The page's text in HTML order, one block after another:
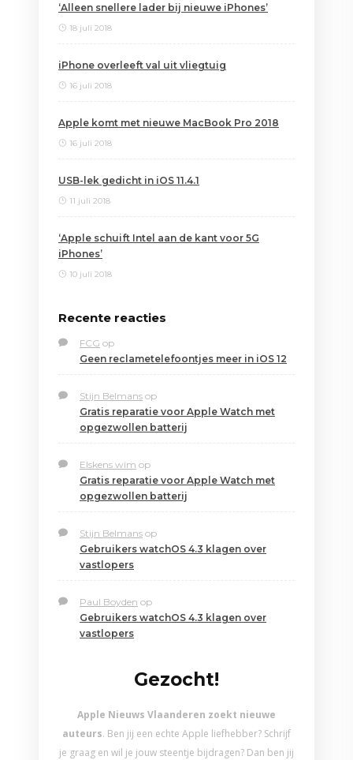
‘Alleen snellere lader bij nieuwe iPhones’
18 juli 2018
iPhone overleeft val uit vliegtuig
16 juli 2018
Apple komt met nieuwe MacBook Pro 2018
16 juli 2018
USB-lek gedicht in iOS 11.4.1
11 juli 2018
‘Apple schuift Intel aan de kant voor 5G
iPhones’
10 juli 2018
Recente reacties
FCG op
Geen reclametelefoontjes meer in iOS 12
Stijn Belmans op
Gratis reparatie voor Apple Watch met
opgezwollen batterij
Elskens wim op
Gratis reparatie voor Apple Watch met
opgezwollen batterij
Stijn Belmans op
Gebruikers watchOS 4.3 klagen over
vastlopers
Paul Boyden op
Gebruikers watchOS 4.3 klagen over
vastlopers
Gezocht!
Apple Nieuws Vlaanderen zoekt nieuwe
auteurs. Ben jij een echte Apple liefhebber? Schrijf
je graag en wil je jouw steentje bijdragen? Dan ben jij